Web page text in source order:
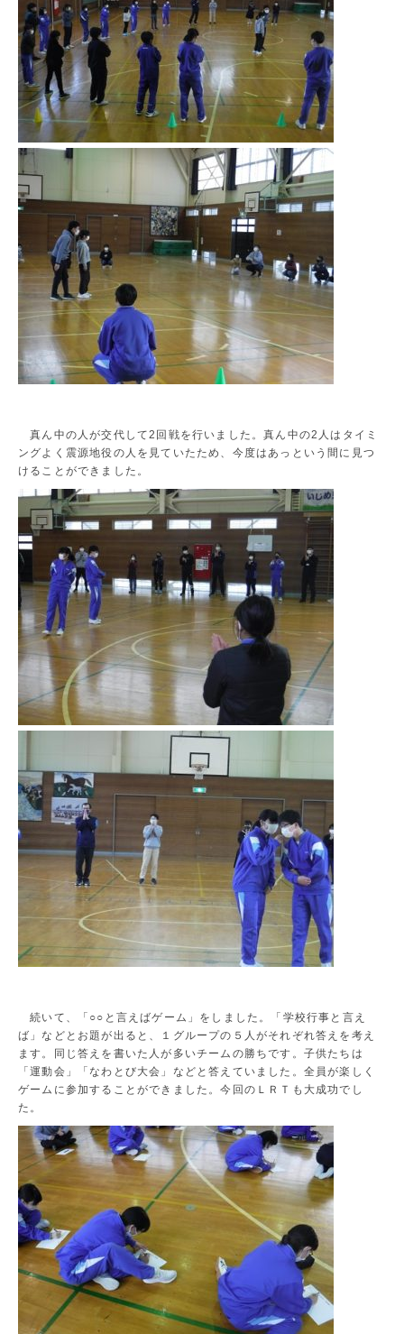
真ん中の人が交代して2回戦を行いました。真ん中の2人はタイミ
ングよく震源地役の人を見ていたため、今度はあっという間に見つ
けることができました。
続いて、「○○と言えばゲーム」をしました。「学校行事と言え
ば」などとお題が出ると、１グループの５人がそれぞれ答えを考え
ます。同じ答えを書いた人が多いチームの勝ちです。子供たちは
「運動会」「なわとび大会」などと答えていました。全員が楽しく
ゲームに参加することができました。今回のＬＲＴも大成功でし
た。